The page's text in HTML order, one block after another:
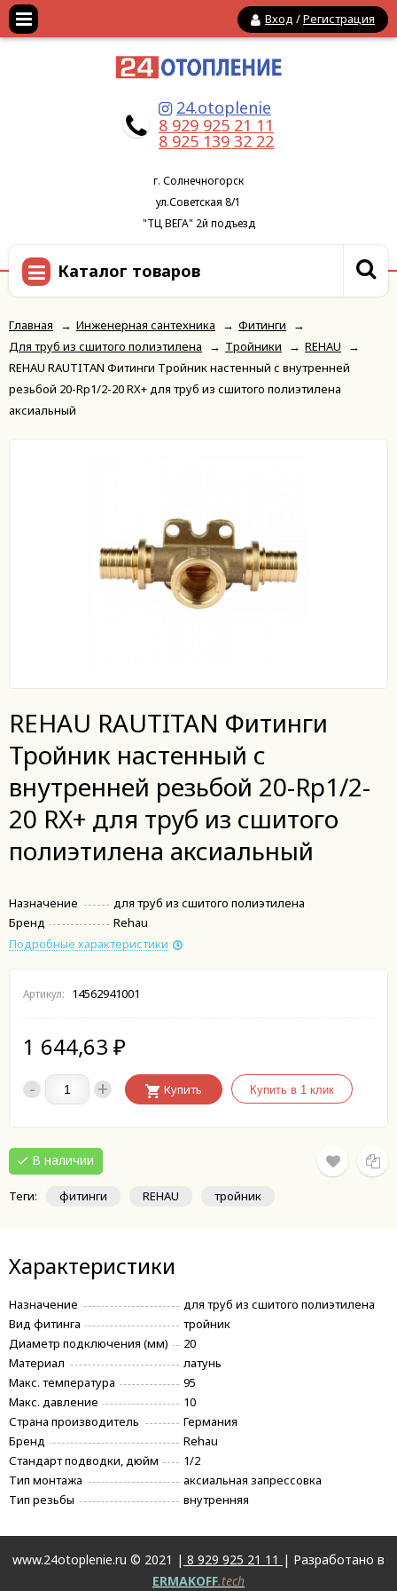
Вход /Регистрация
24.otoplenie
8 929 925 21 11
8 925 139 32 22
г. Солнечногорск
ул.Советская 8/1
"ТЦ ВЕГА" 2й подъезд
Каталог товаров
Главная → Инженерная сантехника → Фитинги
→
Для труб из сшитого полиэтилена
→ Тройники → REHAU
→
REHAU RAUTITAN Фитинги Тройник настенный с внутренней
резьбой 20-Rp1/2-20 RX+ для труб из сшитого полиэтилена
аксиальный
REHAU RAUTITAN Фитинги
Тройник настенный с
внутренней резьбой 20-Rp1/2-
20 RX+ для труб из сшитого
полиэтилена аксиальный
Назначение
для труб из сшитого полиэтилена
Бренд
Rehau
Подробные характеристики
Артикул: 14562941001
1 644,63 ₽
- + Купить
В наличии
Теги: фитинги REHAU тройник
Характеристики
Назначение
для труб из сшитого полиэтилена
Вид фитинга
тройник
Диаметр подключения (мм)
20
Материал
латунь
Макс. температура
95
Макс. давление
10
Страна производитель
Германия
Бренд
Rehau
Стандарт подводки, дюйм
1/2
Тип монтажа
аксиальная запрессовка
Тип резьбы
внутренняя
www.24otoplenie.ru © 2021 | 8 929 925 21 11 | Разработано в
ERMAKOFF.tech